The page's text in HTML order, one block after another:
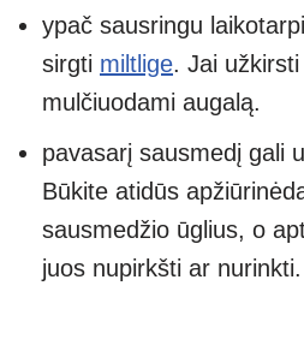
ypač sausringu
sirgti miltlige. Jai
mulčiuodami augalą.
pavasarį sausmedį gali
Būkite atidūs
sausmedžio ūglius, o
juos nupirkšti ar nurinkti.